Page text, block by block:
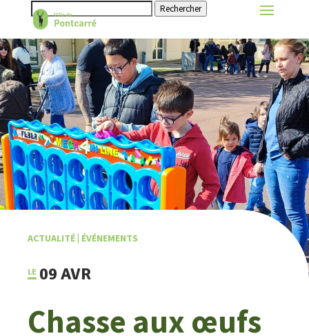
Rechercher
ACTUALITÉ| ÉVÉNEMENTS
09 AVR
Chasse aux œufs